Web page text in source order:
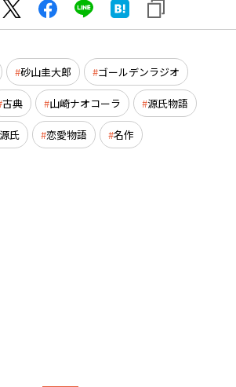
砂山圭大郎 ゴールデンラジオ
古典 山崎ナオコーラ 源氏物語
氏 恋愛物語 名作